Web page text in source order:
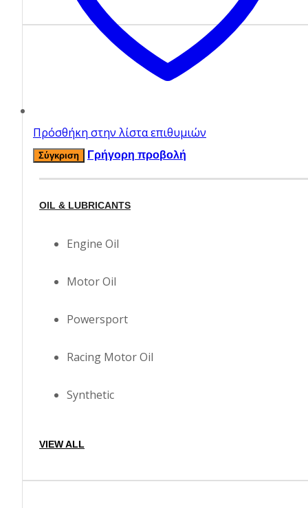
OIL & LUBRICANTS
Engine Oil
Motor Oil
Powersport
Racing Motor Oil
Synthetic
VIEW ALL
Πρόσθήκη στην λίστα επιθυμιών
Σύγκριση Γρήγορη προβολή